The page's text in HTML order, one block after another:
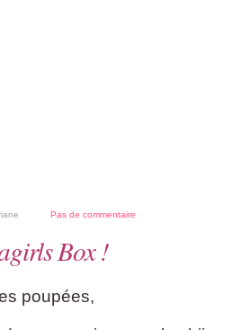
Pas de commentaire
Box !
poupées,